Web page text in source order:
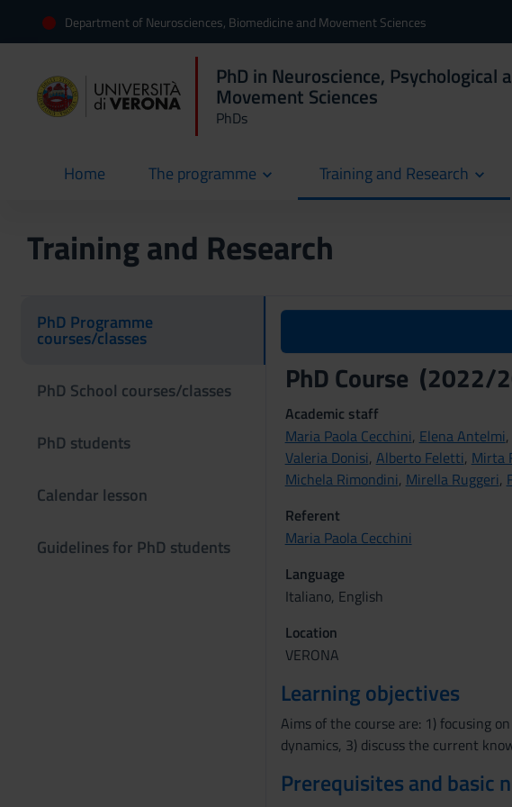
Department of Neurosciences, Biomedicine and Movement Sciences
PhD in Neuroscience, Psychological
Movement Sciences
PhDs
Home
current The programme Training and Research
Training and Research
PhD Programme
courses/classes
PhD School courses/classes
PhD students
Calendar lesson
Guidelines for PhD students
PhD Course (2022/
Academic staff
Maria Paola Cecchini, Elena Antelmi,
Valeria Donisi, Alberto Feletti, Mirta
Michela Rimondini, Mirella Ruggeri,
Referent
Maria Paola Cecchini
Language
Italiano, English
Location
VERONA
Learning objectives
Aims of the course are: 1) focusing
dynamics, 3) discuss the current
Prerequisites and basic